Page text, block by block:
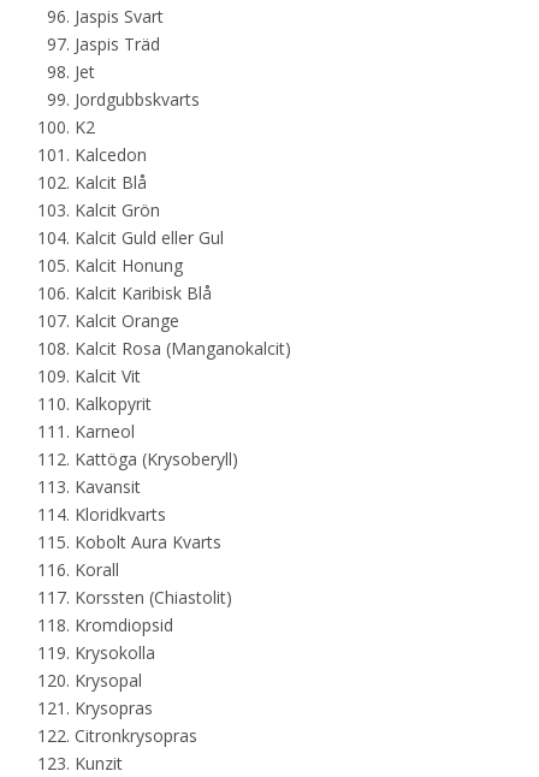
Jaspis Svart
Jaspis Träd
Jet
Jordgubbskvarts
K2
Kalcedon
Kalcit Blå
Kalcit Grön
Kalcit Guld eller Gul
Kalcit Honung
Kalcit Karibisk Blå
Kalcit Orange
Kalcit Rosa (Manganokalcit)
Kalcit Vit
Kalkopyrit
Karneol
Kattöga (Krysoberyll)
Kavansit
Kloridkvarts
Kobolt Aura Kvarts
Korall
Korssten (Chiastolit)
Kromdiopsid
Krysokolla
Krysopal
Krysopras
Citronkrysopras
Kunzit